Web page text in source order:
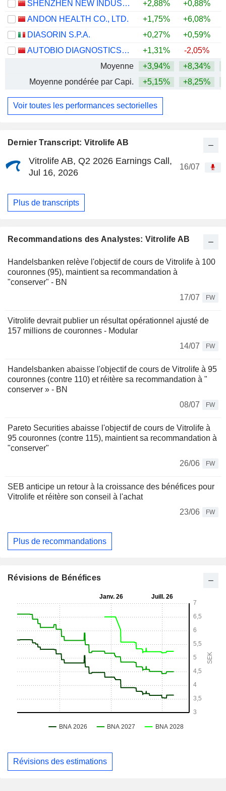
Dernier Transcript: Vitrolife AB
Vitrolife AB, Q2 2026 Earnings Call,
Jul 16, 2026
16/07
Plus de transcripts
Recommandations des Analystes: Vitrolife AB
Handelsbanken relève l'objectif de cours de Vitrolife à 100
couronnes (95), maintient sa recommandation à
"conserver" - BN
17/07
FW
Vitrolife devrait publier un résultat opérationnel ajusté de
157 millions de couronnes - Modular
14/07
FW
Handelsbanken abaisse l'objectif de cours de Vitrolife à 95
couronnes (contre 110) et réitère sa recommandation à "
conserver » - BN
08/07
FW
Pareto Securities abaisse l'objectif de cours de Vitrolife à
95 couronnes (contre 115), maintient sa recommandation à
"conserver"
26/06
FW
SEB anticipe un retour à la croissance des bénéfices pour
Vitrolife et réitère son conseil à l'achat
23/06
FW
Plus de recommandations
SHENZHEN NEW INDUSTRIES BIOMEDICAL ENGINEERING CO., LTD.
+2,88% +0,88%
ANDON HEALTH CO., LTD.
+1,75% +6,08%
DIASORIN S.P.A.
+0,27% +0,59%
AUTOBIO DIAGNOSTICS CO., LTD.
+1,31% -2,05%
Moyenne
+3,94% +8,34%
Moyenne pondérée par Capi.
+5,15% +8,25%
Voir toutes les performances sectorielles
Révisions de Bénéfices
Révisions des estimations